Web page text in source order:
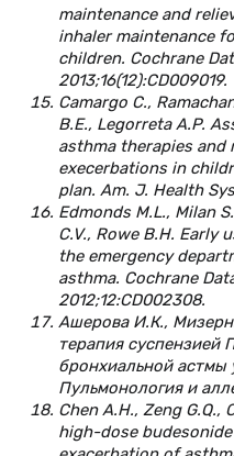
maintenance and
inhaler maintenance
children. Cochrane
2013;16(12):CD009019.
Camargo C.,
B.E., Legorreta A.P.
asthma therapies and
execerbations in
plan. Am. J. Health
Edmonds M.L., Milan
C.V., Rowe B.H.
the emergency
asthma. Cochrane
2012;12:CD002308.
Ашерова И.К.,
терапия суспензией
бронхиальной астмы
Пульмонология и
Chen A.H., Zeng G.Q.,
high-dose